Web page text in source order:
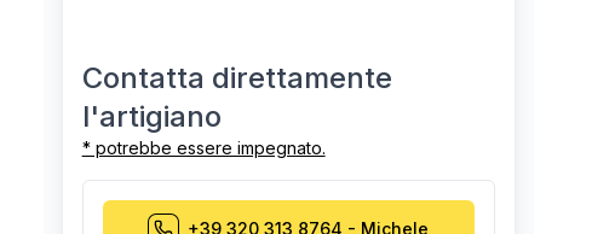
Contatta direttamente
l'artigiano
* potrebbe essere impegnato.
+39 320 313 8764 - Michele